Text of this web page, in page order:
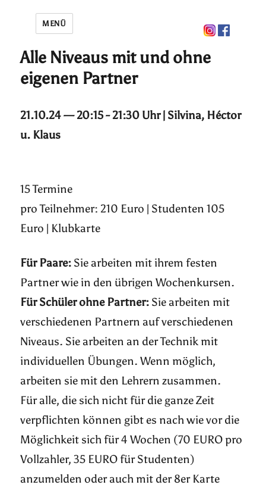
MENÜ
Alle Niveaus mit und ohne
eigenen Partner
21.10.24 — 20:15 - 21:30 Uhr | Silvina, Héctor
u. Klaus
15 Termine
pro Teilnehmer: 210 Euro | Studenten 105
Euro | Klubkarte
Für Paare: Sie arbeiten mit ihrem festen
Partner wie in den übrigen Wochenkursen.
Für Schüler ohne Partner: Sie arbeiten mit
verschiedenen Partnern auf verschiedenen
Niveaus. Sie arbeiten an der Technik mit
individuellen Übungen. Wenn möglich,
arbeiten sie mit den Lehrern zusammen.
Für alle, die sich nicht für die ganze Zeit
verpflichten können gibt es nach wie vor die
Möglichkeit sich für 4 Wochen (70 EURO pro
Vollzahler, 35 EURO für Studenten)
anzumelden oder auch mit der 8er Karte